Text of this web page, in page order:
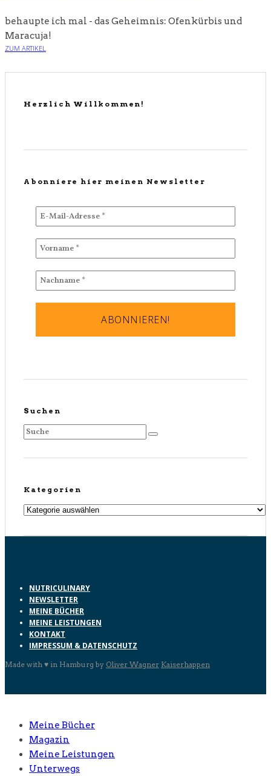
behaupte ich mal - das Geheimnis: Ofenkürbis und
Maracuja!
ZUM ARTIKEL
Herzlich Willkommen!
Abonniere hier meinen Newsletter
Suchen
Kategorien
Kategorien
NUTRICULINARY
NEWSLETTER
MEINE BÜCHER
MEINE LEISTUNGEN
KONTAKT
IMPRESSUM & DATENSCHUTZ
Made with ♥ in Hamburg by Oliver Wagner Kaiserhappen
Meine Bücher
Magazin
Meine Leistungen
Unterwegs